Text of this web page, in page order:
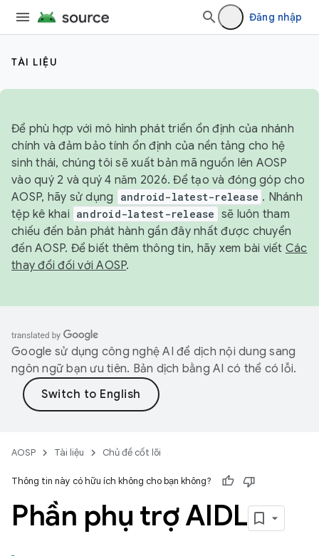
Đăng nhập
TÀI LIỆU
Để phù hợp với mô hình phát triển ổn định của nhánh
chính và đảm bảo tính ổn định của nền tảng cho hệ
sinh thái, chúng tôi sẽ xuất bản mã nguồn lên AOSP
vào quý 2 và quý 4 năm 2026. Để tạo và đóng góp cho
AOSP, hãy sử dụng
android-latest-release . Nhánh
tệp kê khai android-latest-release sẽ luôn tham
chiếu đến bản phát hành gần đây nhất được chuyển
đến AOSP. Để biết thêm thông tin, hãy xem bài viết Các
thay đổi đối với AOSP.
Google sử dụng công nghệ AI để dịch nội dung sang
ngôn ngữ bạn ưu tiên. Bản dịch bằng AI có thể có lỗi.
AOSP Tài liệu Chủ đề cốt lõi
Thông tin này có hữu ích không cho bạn không?
Phần phụ trợ AIDL